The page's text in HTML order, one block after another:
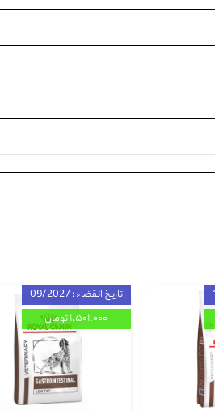
تاریخ انقضاء : 09/2027
۱,۵۰۱,۰۰۰ تومان